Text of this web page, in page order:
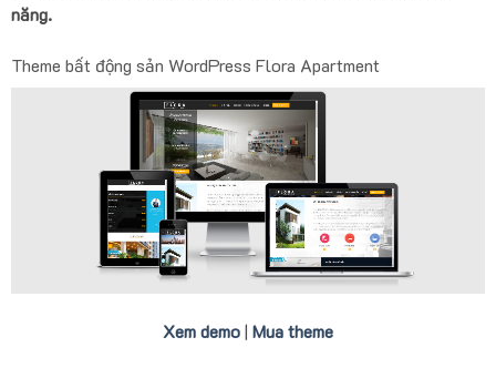
năng.
Theme bất động sản WordPress Flora Apartment
Xem demo| Mua theme